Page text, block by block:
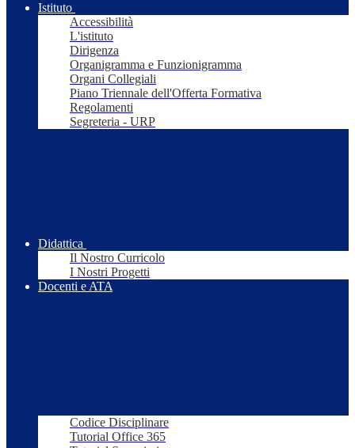
Istituto
Accessibilità
L'istituto
Dirigenza
Organigramma e Funzionigramma
Organi Collegiali
Piano Triennale dell'Offerta Formativa
Regolamenti
Segreteria - URP
Didattica
Il Nostro Curricolo
I Nostri Progetti
Docenti e ATA
Codice Disciplinare
Tutorial Office 365